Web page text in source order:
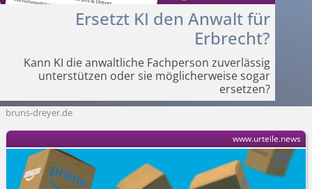
Ersetzt KI den Anwalt für
Erbrecht?
Kann KI die anwaltliche Fachperson zuverlässig
unterstützen oder sie möglicherweise sogar
ersetzen?
bruns-dreyer.de
www.urteile.news